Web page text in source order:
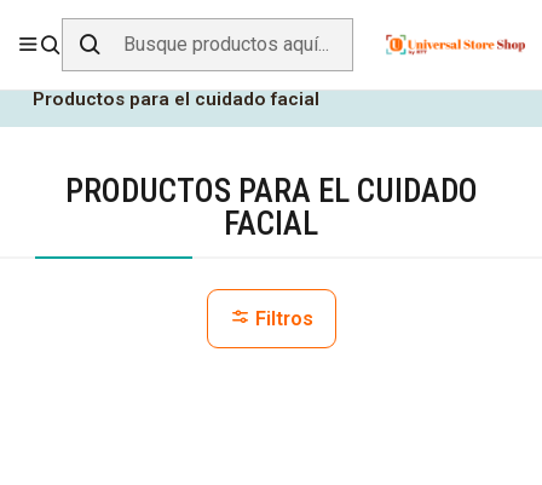
ENVÍO GRATIS SOBRE$19.990EN ZONA CENTRO
Productos para el cuidado facial
PRODUCTOS PARA EL CUIDADO
FACIAL
Filtros